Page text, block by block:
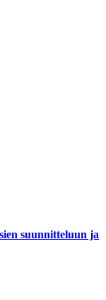
suunnitteluun ja